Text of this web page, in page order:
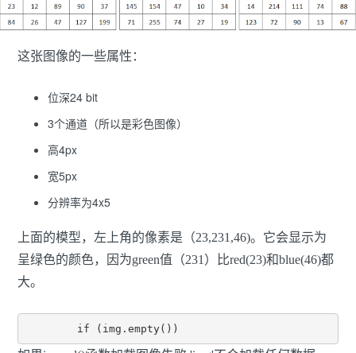
这张图像的一些属性：
位深24 bit
3个通道（所以是彩色图像）
高4px
宽5px
分辨率为4x5
上面的模型，左上角的像素是（23,231,46)。它会显示为
呈绿色的颜色，因为green值（231）比red(23)和blue(46)都
大。
	if (img.empty())